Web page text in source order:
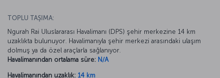
TOPLU TAŞIMA:
Ngurah Rai Uluslararası Havalimanı (DPS) şehir merkezine 14 km
uzaklıkta bulunuyor. Havalimanıyla şehir merkezi arasındaki ulaşım
dolmuş ya da özel araçlarla sağlanıyor.
Havalimanından ortalama süre: N/A
Havalimanından uzaklık: 14 km